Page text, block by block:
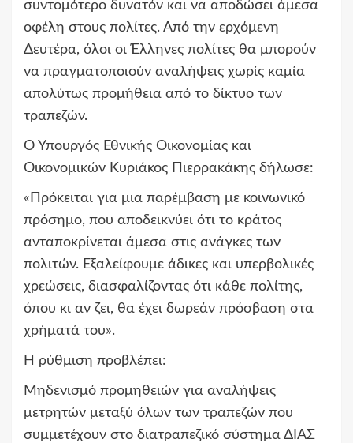
συντομότερο δυνατόν και να αποδώσει άμεσα
οφέλη στους πολίτες. Από την ερχόμενη
Δευτέρα, όλοι οι Έλληνες πολίτες θα μπορούν
να πραγματοποιούν αναλήψεις χωρίς καμία
απολύτως προμήθεια από το δίκτυο των
τραπεζών.
Ο Υπουργός Εθνικής Οικονομίας και
Οικονομικών Κυριάκος Πιερρακάκης δήλωσε:
«Πρόκειται για μια παρέμβαση με κοινωνικό
πρόσημο, που αποδεικνύει ότι το κράτος
ανταποκρίνεται άμεσα στις ανάγκες των
πολιτών. Εξαλείφουμε άδικες και υπερβολικές
χρεώσεις, διασφαλίζοντας ότι κάθε πολίτης,
όπου κι αν ζει, θα έχει δωρεάν πρόσβαση στα
χρήματά του».
Η ρύθμιση προβλέπει:
Μηδενισμό προμηθειών για αναλήψεις
μετρητών μεταξύ όλων των τραπεζών που
συμμετέχουν στο διατραπεζικό σύστημα ΔΙΑΣ